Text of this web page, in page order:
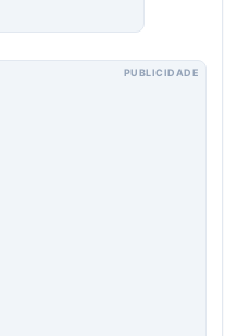
PUBLICIDADE